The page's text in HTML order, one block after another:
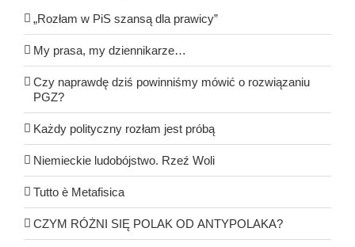
„Rozłam w PiS szansą dla prawicy”
My prasa, my dziennikarze…
Czy naprawdę dziś powinniśmy mówić o rozwiązaniu
PGZ?
Każdy polityczny rozłam jest próbą
Niemieckie ludobójstwo. Rzeź Woli
Tutto è Metafisica
CZYM RÓŻNI SIĘ POLAK OD ANTYPOLAKA?